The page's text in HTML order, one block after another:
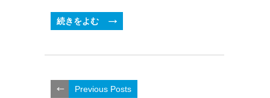
続きをよむ
Previous Posts